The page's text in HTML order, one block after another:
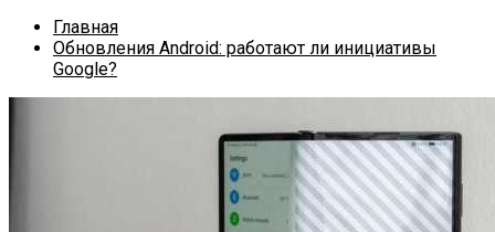
Главная
Обновления Android: работают ли инициативы
Google?